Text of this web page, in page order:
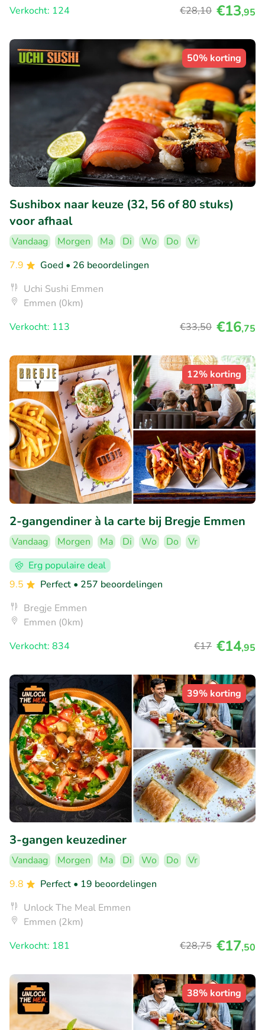
Verkocht: 124
€28,10 €13,95
50% korting
Sushibox naar keuze (32, 56 of 80 stuks)
voor afhaal
Vandaag Morgen Ma Di Wo Do
Vr
7.9
Goed • 26 beoordelingen
Uchi Sushi Emmen
Emmen (0km)
Verkocht: 113
€33,50 €16,75
12% korting
2-gangendiner à la carte bij Bregje Emmen
Vandaag Morgen Ma Di Wo Do
Vr
Erg populaire deal
9.5
Perfect • 257 beoordelingen
Bregje Emmen
Emmen (0km)
Verkocht: 834
€17 €14,95
39% korting
3-gangen keuzediner
Vandaag Morgen Ma Di Wo Do
Vr
9.8
Perfect • 19 beoordelingen
Unlock The Meal Emmen
Emmen (2km)
Verkocht: 181
€28,75 €17,50
38% korting